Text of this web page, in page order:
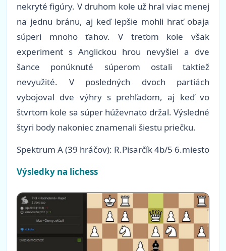
nekryté figúry. V druhom kole už hral viac menej
na jednu bránu, aj keď lepšie mohli hrať obaja
súperi mnoho ťahov. V treťom kole však
experiment s Anglickou hrou nevyšiel a dve
šance ponúknuté súperom ostali taktiež
nevyužité. V posledných dvoch partiách
vybojoval dve výhry s prehľadom, aj keď vo
štvrtom kole sa súper húževnato držal. Výsledné
štyri body nakoniec znamenali šiestu priečku.
Spektrum A (39 hráčov): R.Pisarčík 4b/5 6.miesto
Výsledky na lichess